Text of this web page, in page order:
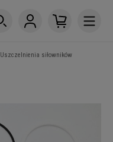
Uszczelnienia siłowników